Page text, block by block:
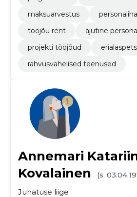
maksuarvestus
tööjõu rent
ajutine
projekti tööjõud
rahvusvahelised teenused
Annemari
Kovalainen
(s.
Juhatuse liige